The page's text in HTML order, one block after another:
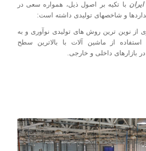
با تکیه بر اصول ذیل، همواره سعی در
و شاخصهای تولیدی داشته است:
از نوین ترین روش های تولیدی نوآوری و به
از ماشین آلات با بالاترین سطح
بازارهای داخلی و خارجی.